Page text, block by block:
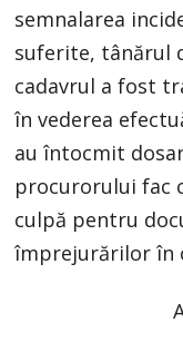
semnalarea
suferite, tânărul
cadavrul a fost
în vederea
au întocmit
procurorului fac
culpă pentru
împrejurărilor în